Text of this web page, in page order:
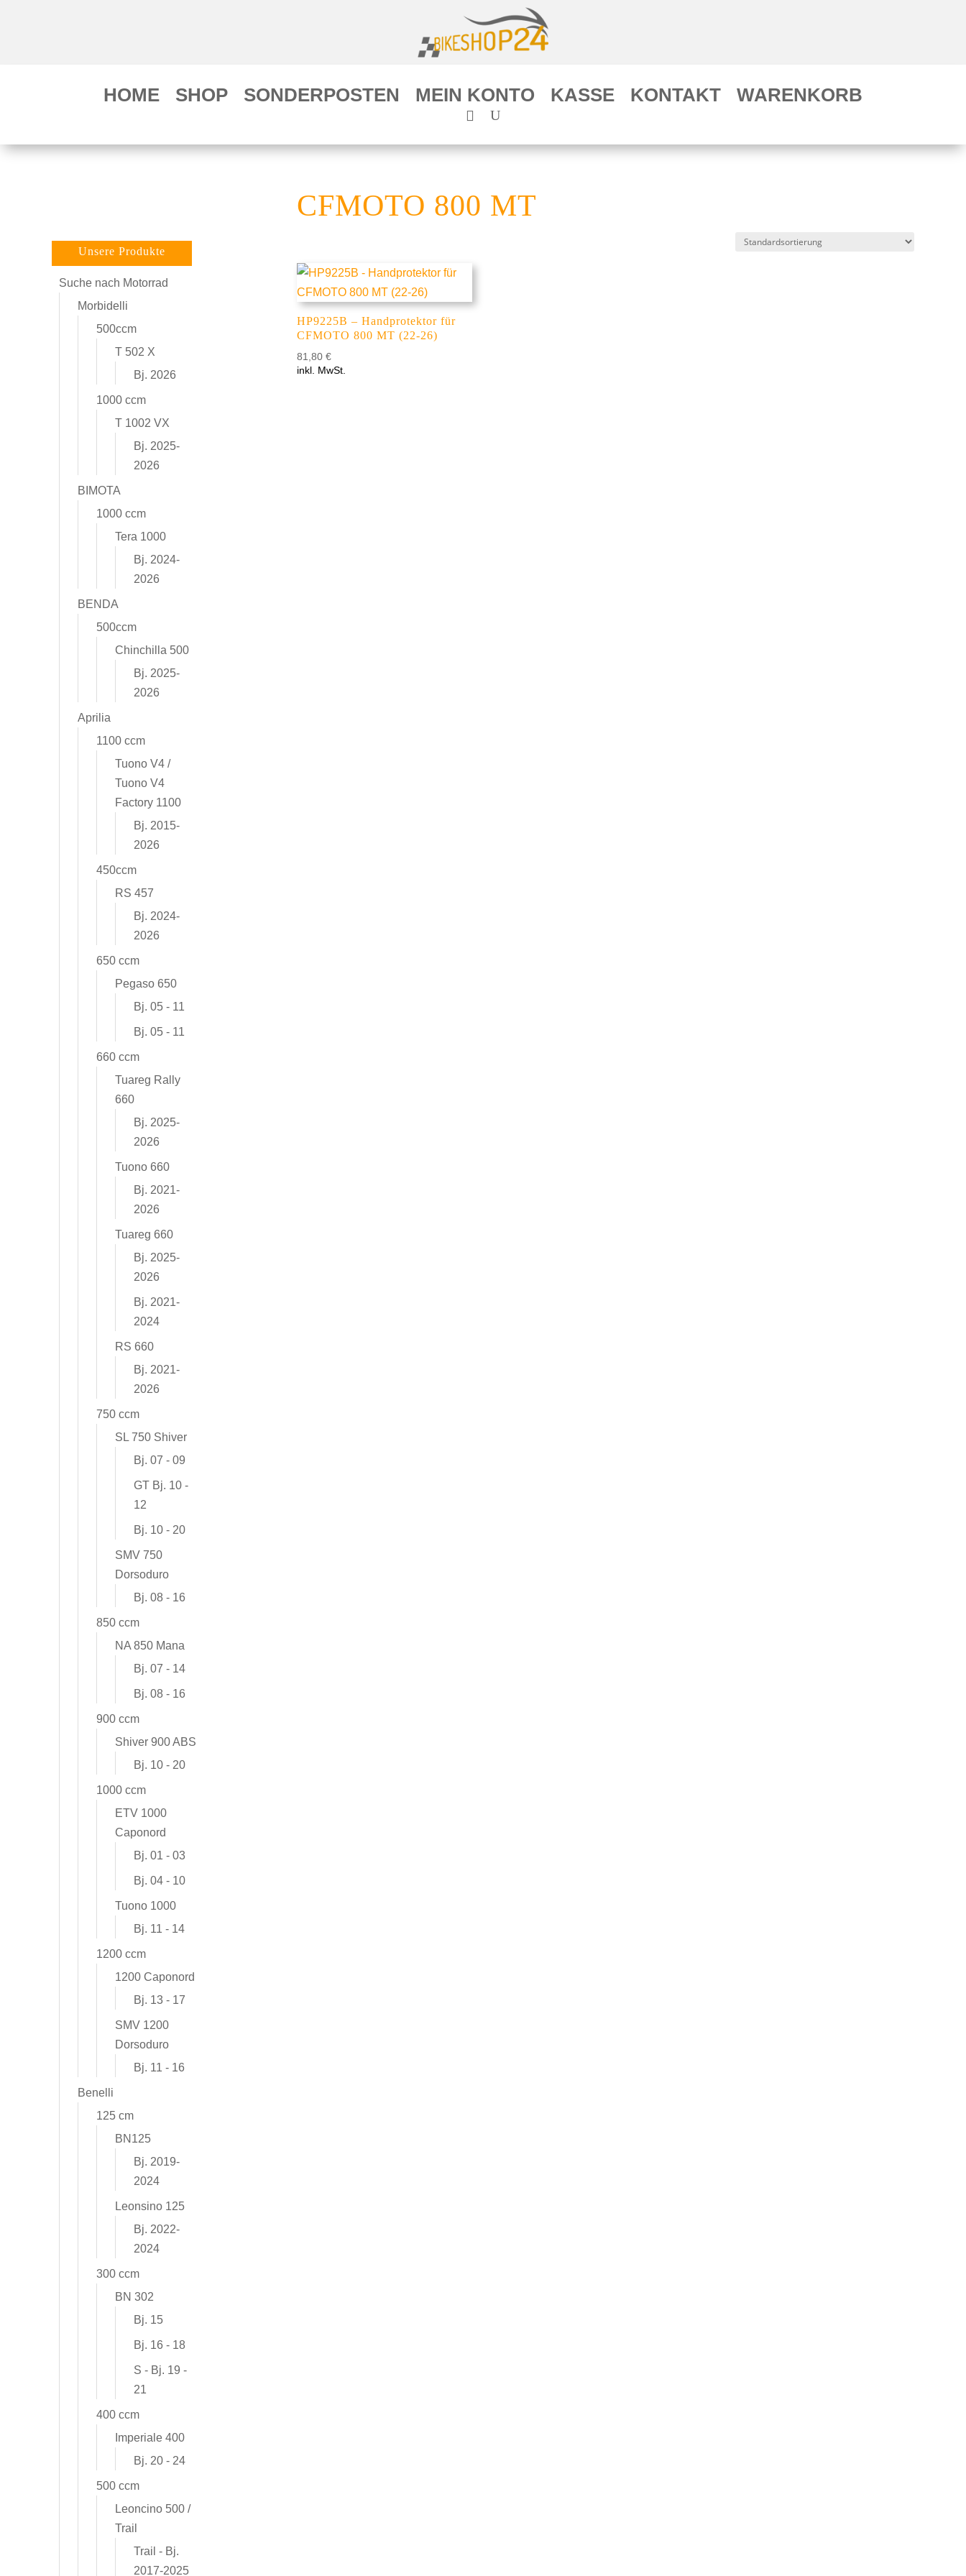
HOME SHOP SONDERPOSTEN MEIN KONTO KASSE KONTAKT WARENKORB
CFMOTO 800 MT
HP9225B – Handprotektor für
CFMOTO 800 MT (22-26)
81,80 €
inkl. MwSt.
Unsere Produkte
Suche nach Motorrad
Morbidelli
500ccm
T 502 X
Bj. 2026
1000 ccm
T 1002 VX
Bj. 2025-
2026
BIMOTA
1000 ccm
Tera 1000
Bj. 2024-
2026
BENDA
500ccm
Chinchilla 500
Bj. 2025-
2026
Aprilia
1100 ccm
Tuono V4 /
Tuono V4
Factory 1100
Bj. 2015-
2026
450ccm
RS 457
Bj. 2024-
2026
650 ccm
Pegaso 650
Bj. 05 - 11
Bj. 05 - 11
660 ccm
Tuareg Rally
660
Bj. 2025-
2026
Tuono 660
Bj. 2021-
2026
Tuareg 660
Bj. 2025-
2026
Bj. 2021-
2024
RS 660
Bj. 2021-
2026
750 ccm
SL 750 Shiver
Bj. 07 - 09
GT Bj. 10 -
12
Bj. 10 - 20
SMV 750
Dorsoduro
Bj. 08 - 16
850 ccm
NA 850 Mana
Bj. 07 - 14
Bj. 08 - 16
900 ccm
Shiver 900 ABS
Bj. 10 - 20
1000 ccm
ETV 1000
Caponord
Bj. 01 - 03
Bj. 04 - 10
Tuono 1000
Bj. 11 - 14
1200 ccm
1200 Caponord
Bj. 13 - 17
SMV 1200
Dorsoduro
Bj. 11 - 16
Benelli
125 cm
BN125
Bj. 2019-
2024
Leonsino 125
Bj. 2022-
2024
300 ccm
BN 302
Bj. 15
Bj. 16 - 18
S - Bj. 19 -
21
400 ccm
Imperiale 400
Bj. 20 - 24
500 ccm
Leoncino 500 /
Trail
Trail - Bj.
2017-2025